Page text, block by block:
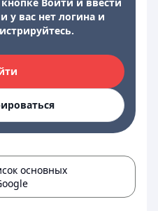
у вас нет логина и
основных